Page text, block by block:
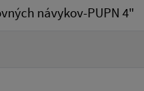
návykov-PUPN 4"